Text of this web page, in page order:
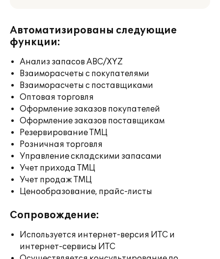
Автоматизированы следующие
функции:
Анализ запасов ABC/XYZ
Взаиморасчеты с покупателями
Взаиморасчеты с поставщиками
Оптовая торговля
Оформление заказов покупателей
Оформление заказов поставщикам
Резервирование ТМЦ
Розничная торговля
Управление складскими запасами
Учет прихода ТМЦ
Учет продаж ТМЦ
Ценообразование, прайс-листы
Сопровождение:
Используется интернет-версия ИТС и
интернет-сервисы ИТС